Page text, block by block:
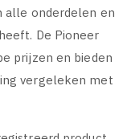
alle onderdelen en
De Pioneer
prijzen en bieden
vergeleken met